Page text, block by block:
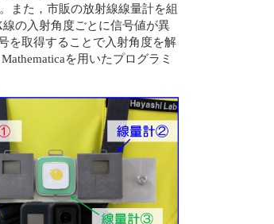
また，市販の放射線線量計を組
の入射角度ごとに信号値が異
を取得することで入射角度を解
を用いたプログラミ